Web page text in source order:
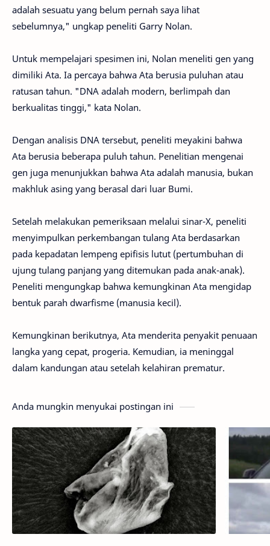
adalah sesuatu yang belum pernah saya lihat
sebelumnya," ungkap peneliti Garry Nolan.
Untuk mempelajari spesimen ini, Nolan meneliti gen yang
dimiliki Ata. Ia percaya bahwa Ata berusia puluhan atau
ratusan tahun. "DNA adalah modern, berlimpah dan
berkualitas tinggi," kata Nolan.
Dengan analisis DNA tersebut, peneliti meyakini bahwa
Ata berusia beberapa puluh tahun. Penelitian mengenai
gen juga menunjukkan bahwa Ata adalah manusia, bukan
makhluk asing yang berasal dari luar Bumi.
Setelah melakukan pemeriksaan melalui sinar-X, peneliti
menyimpulkan perkembangan tulang Ata berdasarkan
pada kepadatan lempeng epifisis lutut (pertumbuhan di
ujung tulang panjang yang ditemukan pada anak-anak).
Peneliti mengungkap bahwa kemungkinan Ata mengidap
bentuk parah dwarfisme (manusia kecil).
Kemungkinan berikutnya, Ata menderita penyakit penuaan
langka yang cepat, progeria. Kemudian, ia meninggal
dalam kandungan atau setelah kelahiran prematur.
Anda mungkin menyukai postingan ini